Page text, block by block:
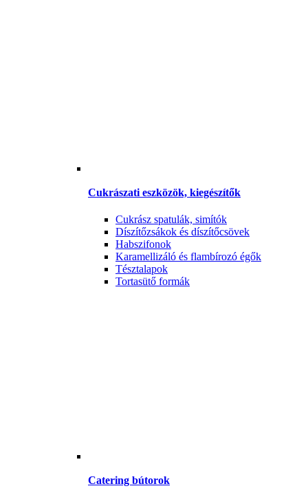
Cukrászati eszközök, kiegészítők
Cukrász spatulák, simítók
Díszítőzsákok és díszítőcsövek
Habszifonok
Karamellizáló és flambírozó égők
Tésztalapok
Tortasütő formák
Catering bútorok